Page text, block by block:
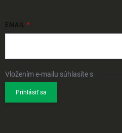
EMAIL
Vložením e-mailu súhlasíte s
Prihlásiť sa